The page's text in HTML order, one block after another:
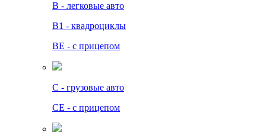
B - легковые авто
В1 - квадроциклы
BE - с прицепом
C - грузовые авто
СЕ - с прицепом